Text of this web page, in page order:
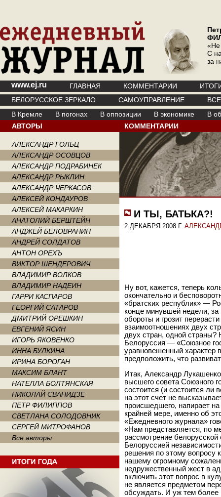
«Не
С
за
www.ej.ru ГЛАВНАЯ КОММЕНТАРИИ
БЕЛОРУССКОЕ ЗЕРКАЛО
САМОУПРАВЛЕНИЕ
В Кремле
В погонах В оппозиции В экономике
В
АВТОРЫ
АЛЕКСАНДР ГОЛЬЦ
АЛЕКСАНДР ОСОВЦОВ
АЛЕКСАНДР ПОДРАБИНЕК
АЛЕКСАНДР РЫКЛИН
АЛЕКСАНДР ЧЕРКАСОВ
АЛЕКСЕЙ КОНДАУРОВ
АЛЕКСЕЙ МАКАРКИН
АНАТОЛИЙ БЕРШТЕЙН
АНДЖЕЙ БЕЛОВРАНИН
АНДРЕЙ СОЛДАТОВ
АНТОН ОРЕХЪ
ВИКТОР ШЕНДЕРОВИЧ
ВЛАДИМИР ВОЛКОВ
ВЛАДИМИР НАДЕИН
ГАРРИ КАСПАРОВ
ГЕОРГИЙ САТАРОВ
ДМИТРИЙ ОРЕШКИН
ЕВГЕНИЙ ЯСИН
ИГОРЬ ЯКОВЕНКО
ИННА БУЛКИНА
ИРИНА БОРОГАН
МАКСИМ БЛАНТ
НАТЕЛЛА БОЛТЯНСКАЯ
НИКОЛАЙ СВАНИДЗЕ
ПЕТР ФИЛИППОВ
СВЕТЛАНА СОЛОДОВНИК
СЕРГЕЙ МИТРОФАНОВ
Все авторы
КОММЕНТАРИИ
И ТЫ, БАТЬКА?!
2 ДЕКАБРЯ 2008 Г.
Ну вот, кажется, теперь
окончательно и
«братских республик» —
конце минувшей недели,
обороты и грозит
взаимоотношениях двух
двух стран, одной
Белоруссия — «Союзное
уравновешенный характер
предположить, что
Итак, Александр
высшего совета Союзного
состоится (и состоится ли
на этот счет не
происшедшего, напирает
крайней мере, именно об
«Ежедневного журнала»
«Нам представляется, по
рассмотрение белорусской
Белоруссией
решения по этому вопросу
нашему огромному
недружественный жест в
включить этот вопрос в
не является предметом
обсуждать. И уж тем более